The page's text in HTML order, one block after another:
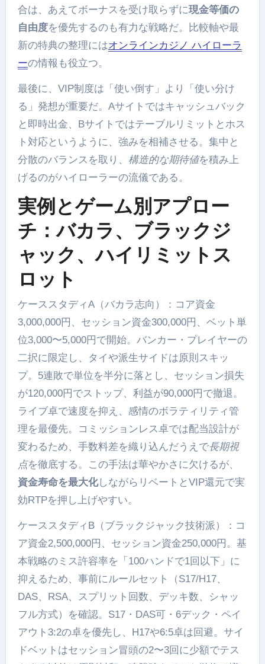
合は、あえてボーナスを受け取らずに現金等価の
自由度を優先するのも有力な戦略だ。比較軸や最
新の特典の整理にはオンラインカジノ ハイローラ
ーの情報も役立つ。
最後に、VIP制度は「使い倒す」より「使い分け
る」発想が重要だ。Aサイトではキャッシュバック
と即時出金、Bサイトではテーブルリミットとホス
ト対応というように、強みを相補させる。集中と
分散のバランスを取り、 構造的な期待値を積み上
げるのがハイローラーの流儀である。
実例とゲーム別アプロー
チ：バカラ、ブラックジ
ャック、ハイリミットス
ロット
ケーススタディA（バカラ志向）：コア資金
3,000,000円、セッション資金300,000円、ベット単
位3,000〜5,000円で開始。バンカー・プレイヤーの
二択に限定し、タイや派生サイドは原則スキッ
プ。5連敗で単位を半分に落とし、セッション損失
が120,000円でストップ、利益が90,000円で撤退。
ライブ卓で速度を抑え、感情のボラティリティ管
理を最優先。コミッションレス卓では配当設計が
変わるため、手数料差を織り込んだうえで長期視
点を徹底する。この手法は華やかさに欠けるが、
資金寿命を最大化しながらリベートとVIP還元で実
効RTPを押し上げやすい。
ケーススタディB（ブラックジャック技術派）：コ
ア資金2,500,000円、セッション資金250,000円。基
本戦略のミス許容率を「100ハンドで1回以下」に
抑えるため、事前にルールセット（S17/H17、
DAS、RSA、スプリット回数、デッキ数、シャッ
フル方式）を確認。S17・DAS可・6デック・ペイ
アウト3:2の卓を優先し、H17や6:5卓は回避。サイ
ドベットはセッション冒頭の2〜3回に少額でテス